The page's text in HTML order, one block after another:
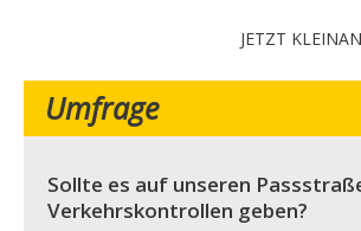
JETZT
Umfrage
Sollte es auf unseren
Verkehrskontrollen geben?